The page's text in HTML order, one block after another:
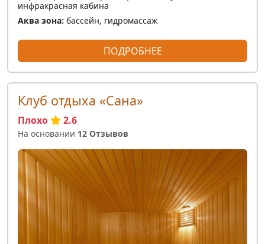
инфракрасная кабина
Аква зона: бассейн, гидромассаж
ПОДРОБНЕЕ
Клуб отдыха «Сана»
Плохо 2.6
На основании 12 Отзывов